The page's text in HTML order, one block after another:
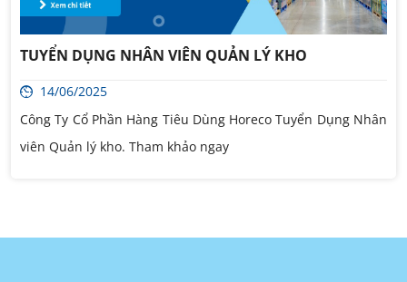
TUYỂN DỤNG NHÂN VIÊN QUẢN LÝ KHO
14/06/2025
Công Ty Cổ Phần Hàng Tiêu Dùng Horeco Tuyển Dụng Nhân
viên Quản lý kho. Tham khảo ngay